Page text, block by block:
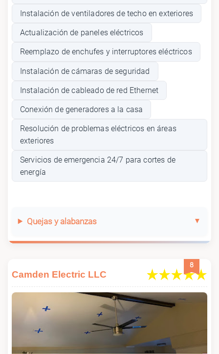
Instalación de ventiladores de techo en exteriores
Actualización de paneles eléctricos
Reemplazo de enchufes y interruptores eléctricos
Instalación de cámaras de seguridad
Instalación de cableado de red Ethernet
Conexión de generadores a la casa
Resolución de problemas eléctricos en áreas
exteriores
Servicios de emergencia 24/7 para cortes de
energía
Quejas y alabanzas
8
Camden Electric LLC